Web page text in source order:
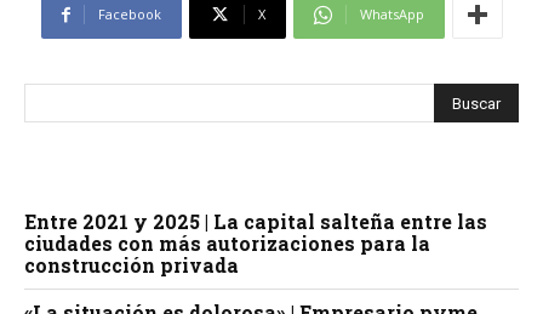
Facebook X WhatsApp
Entre 2021 y 2025 | La capital salteña entre las
ciudades con más autorizaciones para la
construcción privada